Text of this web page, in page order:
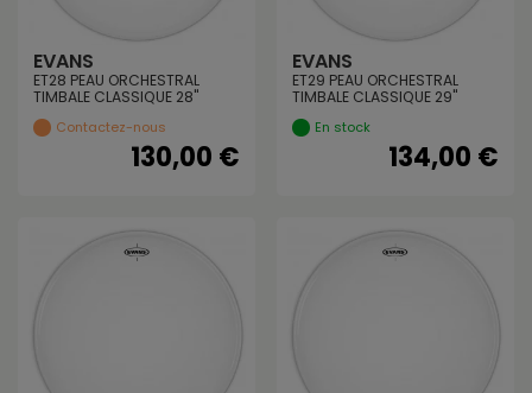
EVANS
ET28 PEAU ORCHESTRAL
TIMBALE CLASSIQUE 28"
Contactez-nous
130,00 €
EVANS
ET29 PEAU ORCHESTRAL
TIMBALE CLASSIQUE 29"
En stock
134,00 €